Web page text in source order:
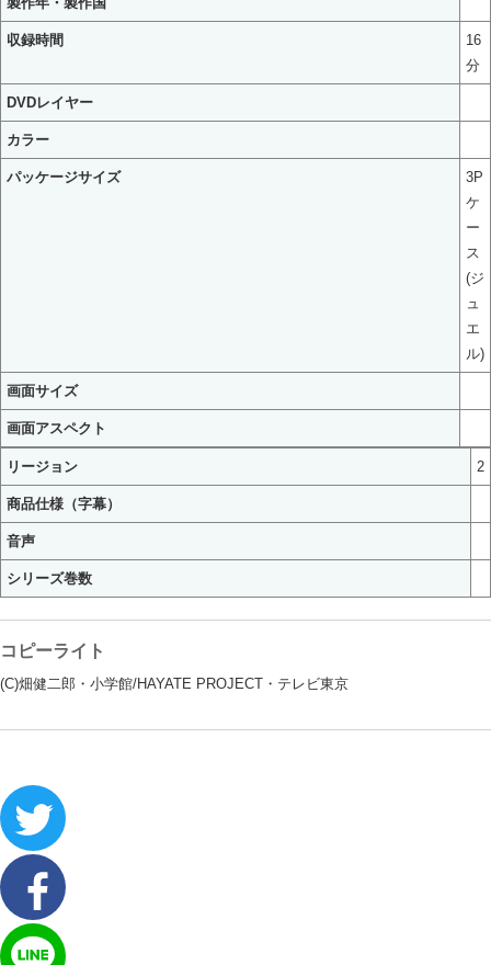
収録時間
16
分
DVDレイヤー
カラー
パッケージサイズ
3P
ケ
ー
ス
(ジ
ュ
エ
ル)
画面サイズ
画面アスペクト
リージョン 2
商品仕様（字幕）
音声
シリーズ巻数
コピーライト
(C)畑健二郎・小学館/HAYATE PROJECT・テレビ東京